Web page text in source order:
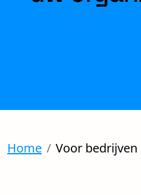
Home Voor bedrijven